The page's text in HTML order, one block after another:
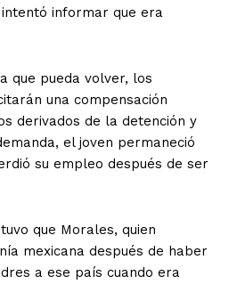
informar que era
que pueda volver, los
una compensación
derivados de la detención y
el joven permaneció
su empleo después de ser
que Morales, quien
mexicana después de haber
a ese país cuando era